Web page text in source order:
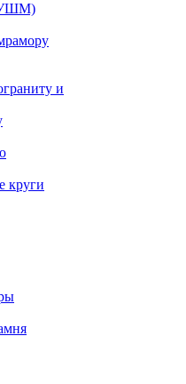
(УШМ)
и
круги